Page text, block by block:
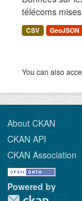
télécoms
CSV GeoJSON
You can also
About CKAN
CKAN API
CKAN Association
Powered by